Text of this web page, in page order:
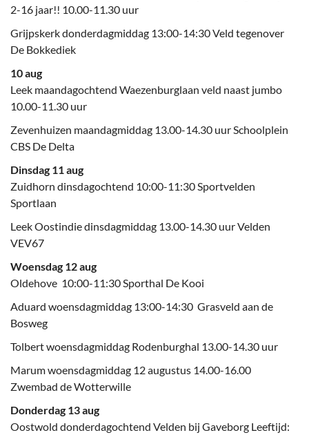
2-16 jaar!! 10.00-11.30 uur
Grijpskerk donderdagmiddag 13:00-14:30 Veld tegenover
De Bokkediek
10 aug
Leek maandagochtend Waezenburglaan veld naast jumbo
10.00-11.30 uur
Zevenhuizen maandagmiddag 13.00-14.30 uur Schoolplein
CBS De Delta
Dinsdag 11 aug
Zuidhorn dinsdagochtend 10:00-11:30 Sportvelden
Sportlaan
Leek Oostindie dinsdagmiddag 13.00-14.30 uur Velden
VEV67
Woensdag 12 aug
Oldehove 10:00-11:30 Sporthal De Kooi
Aduard woensdagmiddag 13:00-14:30 Grasveld aan de
Bosweg
Tolbert woensdagmiddag Rodenburghal 13.00-14.30 uur
Marum woensdagmiddag 12 augustus 14.00-16.00
Zwembad de Wotterwille
Donderdag 13 aug
Oostwold donderdagochtend Velden bij Gaveborg Leeftijd: